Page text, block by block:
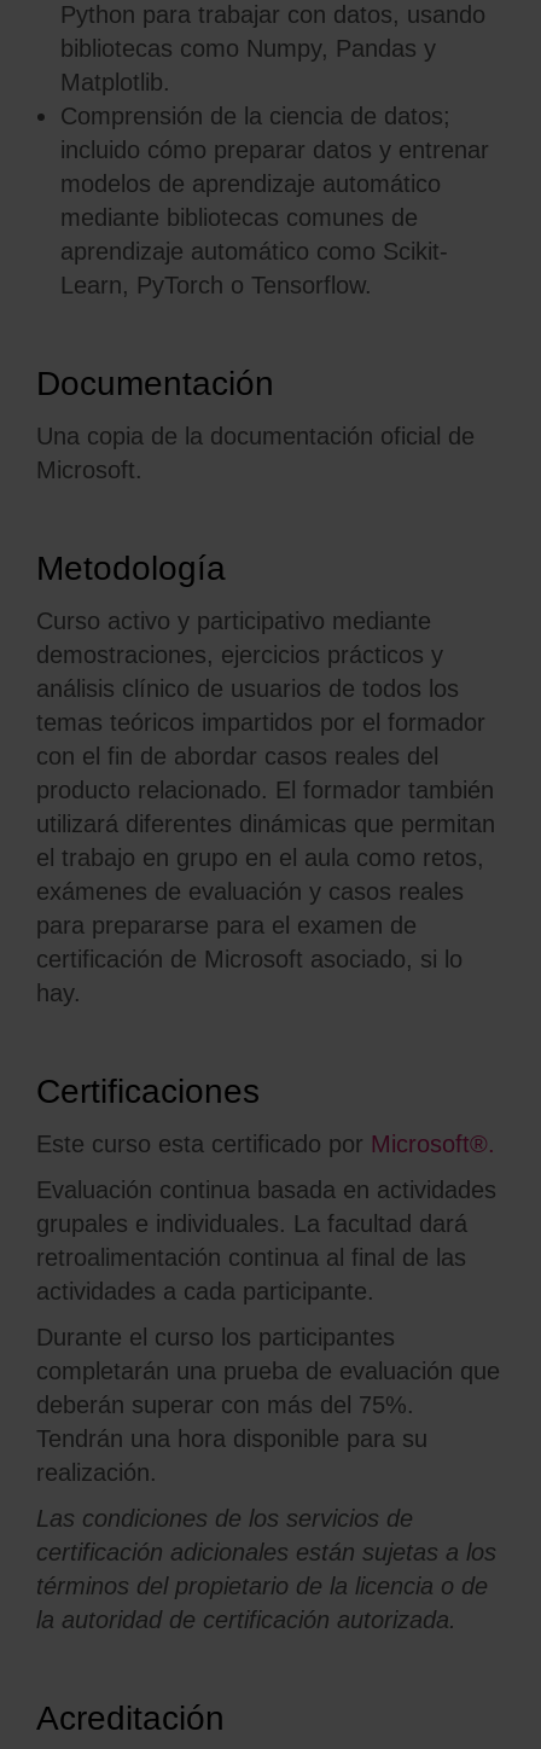
Python para trabajar con datos, usando
bibliotecas como Numpy, Pandas y
Matplotlib.
Comprensión de la ciencia de datos;
incluido cómo preparar datos y entrenar
modelos de aprendizaje automático
mediante bibliotecas comunes de
aprendizaje automático como Scikit-
Learn, PyTorch o Tensorflow.
Documentación
Una copia de la documentación oficial de
Microsoft.
Metodología
Curso activo y participativo mediante
demostraciones, ejercicios prácticos y
análisis clínico de usuarios de todos los
temas teóricos impartidos por el formador
con el fin de abordar casos reales del
producto relacionado. El formador también
utilizará diferentes dinámicas que permitan
el trabajo en grupo en el aula como retos,
exámenes de evaluación y casos reales
para prepararse para el examen de
certificación de Microsoft asociado, si lo
hay.
Certificaciones
Este curso esta certificado por Microsoft®.
Evaluación continua basada en actividades
grupales e individuales. La facultad dará
retroalimentación continua al final de las
actividades a cada participante.
Durante el curso los participantes
completarán una prueba de evaluación que
deberán superar con más del 75%.
Tendrán una hora disponible para su
realización.
Las condiciones de los servicios de
certificación adicionales están sujetas a los
términos del propietario de la licencia o de
la autoridad de certificación autorizada.
Acreditación